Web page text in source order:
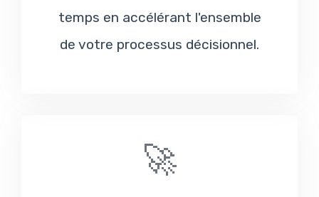
temps en accélérant l'ensemble
de votre processus décisionnel.
🚀